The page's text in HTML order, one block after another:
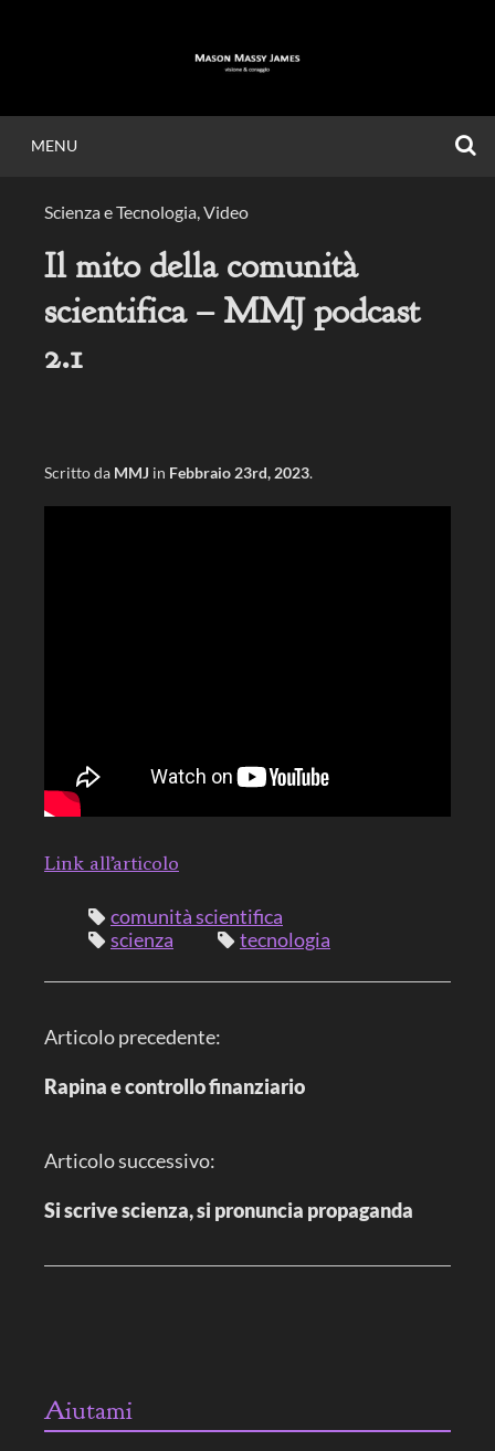
MASON MASSY
JAMES
Visione & Coraggio.
MENU
Scienza e Tecnologia,Video
Il mito della comunità
scientifica – MMJ podcast
2.1
Scritto da MMJ in Febbraio 23rd, 2023.
Link all’articolo
comunità scientifica
scienza
tecnologia
N
a
i
g
o
a
Articolo precedente:
Rapina e controllo finanziario
Articolo successivo:
Si scrive scienza, si pronuncia propaganda
Aiutami